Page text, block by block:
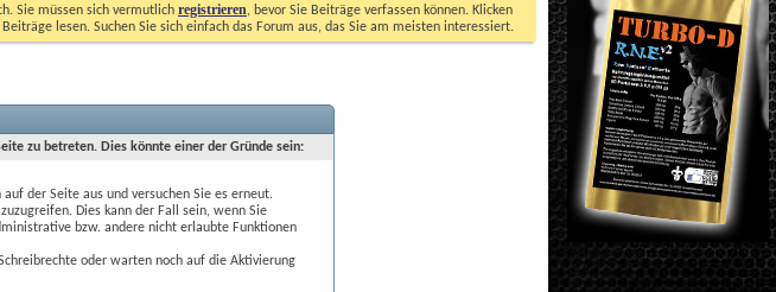
Sie müssen sich vermutlich registrieren, bevor Sie Beiträge verfassen können. Klicken
lesen. Suchen Sie sich einfach das Forum aus, das Sie am meisten interessiert.
zu betreten. Dies könnte einer der Gründe sein:
der Seite aus und versuchen Sie es erneut.
Dies kann der Fall sein, wenn Sie
bzw. andere nicht erlaubte Funktionen
oder warten noch auf die Aktivierung